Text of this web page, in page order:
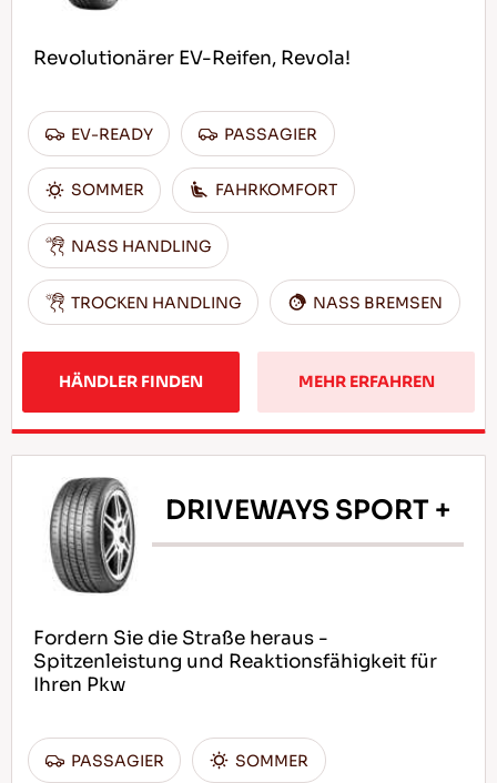
Revolutionärer EV-Reifen, Revola!
EV-READY PASSAGIER
SOMMER FAHRKOMFORT
NASS HANDLING
TROCKEN HANDLING NASS BREMSEN
HÄNDLER FINDEN MEHR ERFAHREN
DRIVEWAYS SPORT +
Fordern Sie die Straße heraus -
Spitzenleistung und Reaktionsfähigkeit für
Ihren Pkw
PASSAGIER SOMMER